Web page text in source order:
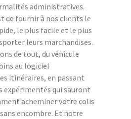
administratives.
de fournir à nos clients le
le plus facile et le plus
leurs marchandises.
de tout, du véhicule
au logiciel
itinéraires, en passant
expérimentés qui sauront
acheminer votre colis
encombre. Et notre